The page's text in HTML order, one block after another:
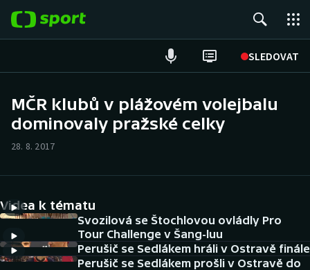
SLEDOVAT
Hokej
Cyklistika
DALŠÍ SPORTY
MČR klubů v plážovém volejbalu
dominovaly pražské celky
28. 8. 2017
Videa k tématu
Svozilová se Štochlovou ovládly Pro
Tour Challenge v Šang-luu
Perušič se Sedlákem hráli v Ostravě finále
Perušič se Sedlákem prošli v Ostravě do